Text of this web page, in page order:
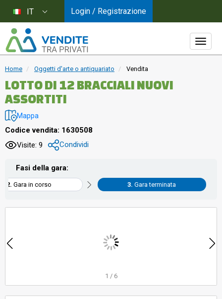
Home Oggetti d'arte o antiquariato Vendita
LOTTO DI 12 BRACCIALI NUOVI
ASSORTITI
Mappa
Codice vendita: 1630508
Visite: 9
Condividi
Fasi della gara:
Gara in corso Gara terminata
1 / 6
IT Login / Registrazione